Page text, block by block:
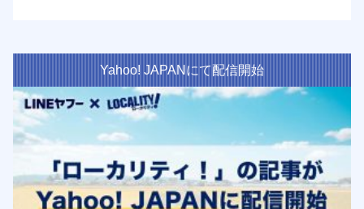
Yahoo! JAPANにて配信開始